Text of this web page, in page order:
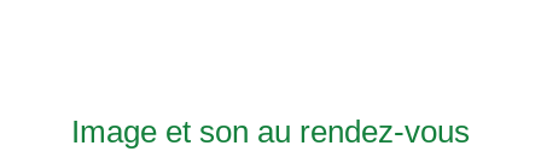
Image et son au rendez-vous